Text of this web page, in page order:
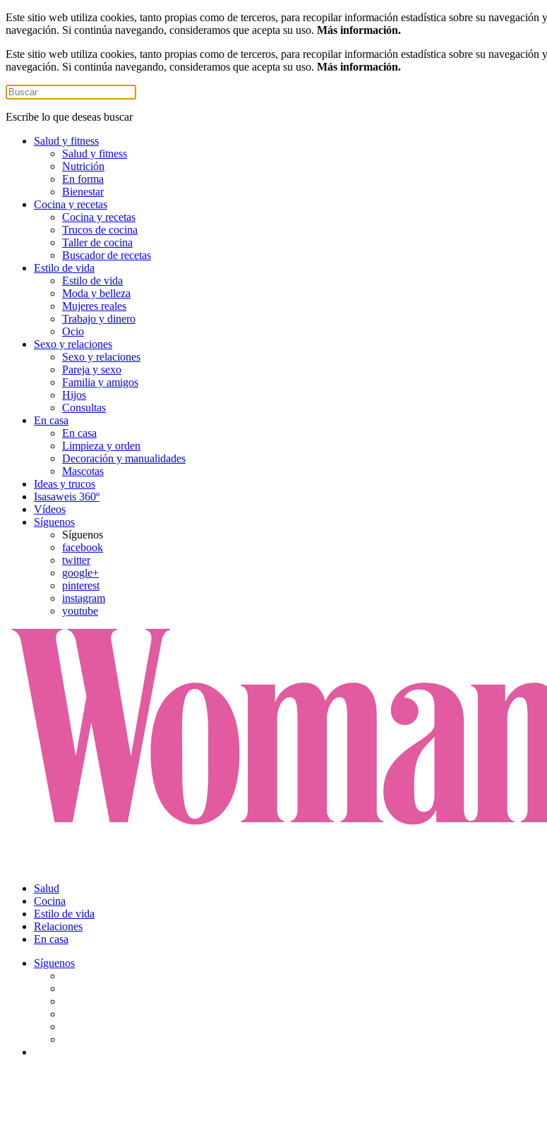
Este sitio web utiliza cookies, tanto propias como de terceros, para recopilar información estadística sobre su
navegación. Si continúa navegando, consideramos que acepta su uso. Más información.
Este sitio web utiliza cookies, tanto propias como de terceros, para recopilar información estadística sobre su
navegación. Si continúa navegando, consideramos que acepta su uso. Más información.
Escribe lo que deseas buscar
Salud y fitness
Salud y fitness
Nutrición
En forma
Bienestar
Cocina y recetas
Cocina y recetas
Trucos de cocina
Taller de cocina
Buscador de recetas
Estilo de vida
Estilo de vida
Moda y belleza
Mujeres reales
Trabajo y dinero
Ocio
Sexo y relaciones
Sexo y relaciones
Pareja y sexo
Familia y amigos
Hijos
Consultas
En casa
En casa
Limpieza y orden
Decoración y manualidades
Mascotas
Ideas y trucos
Isasaweis 360º
Vídeos
Síguenos
Síguenos
facebook
twitter
google+
pinterest
instagram
youtube
Salud
Cocina
Estilo de vida
Relaciones
En casa
Síguenos